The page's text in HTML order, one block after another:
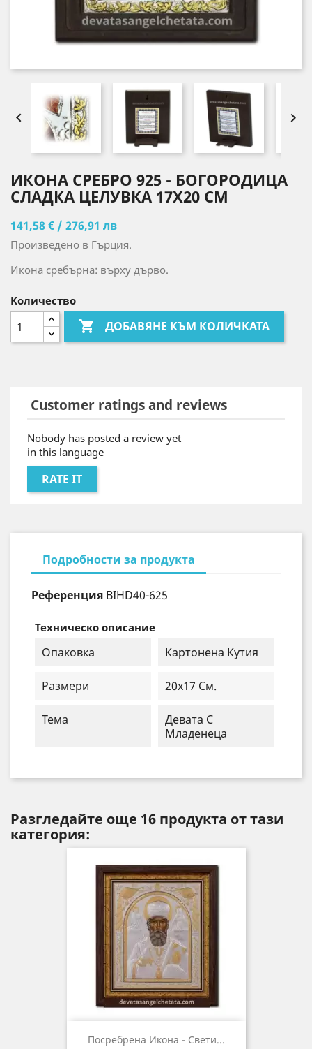
 
ИКОНА СРЕБРО 925 - БОГОРОДИЦА
СЛАДКА ЦЕЛУВКА 17X20 CM
141,58 € / 276,91 лв
Произведено в Гърция.
Икона сребърна: върху дърво.
Количество
 ДОБАВЯНЕ КЪМ КОЛИЧКАТА
Customer ratings and reviews
Nobody has posted a review yet
in this language
RATE IT
Подробности за продукта
Референция BIHD40-625
Техническо описание
Опаковка Картонена Кутия
Размери 20x17 См.
Тема
Девата С
Младенеца
Разгледайте още 16 продукта от тази
категория:
Посребрена Икона - Свети...